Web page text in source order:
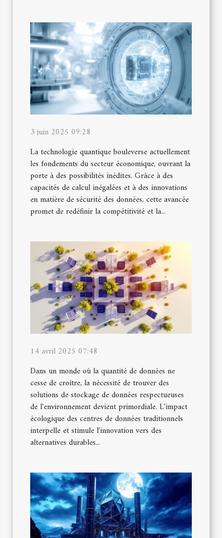
3 juin 2025 09:28
La technologie quantique bouleverse actuellement
les fondements du secteur économique, ouvrant la
porte à des possibilités inédites. Grâce à des
capacités de calcul inégalées et à des innovations
en matière de sécurité des données, cette avancée
promet de redéfinir la compétitivité et la...
14 avril 2025 07:48
Dans un monde où la quantité de données ne
cesse de croître, la nécessité de trouver des
solutions de stockage de données respectueuses
de l'environnement devient primordiale. L'impact
écologique des centres de données traditionnels
interpelle et stimule l'innovation vers des
alternatives durables...